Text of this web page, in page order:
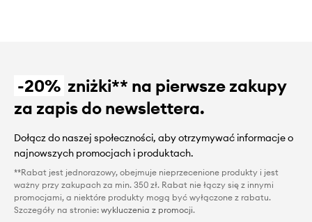
-20% zniżki** na pierwsze zakupy
za zapis do newslettera.
Dołącz do naszej społeczności, aby otrzymywać informacje o
najnowszych promocjach i produktach.
**Rabat jest jednorazowy, obejmuje nieprzecenione produkty i jest
ważny przy zakupach za min. 350 zł. Rabat nie łączy się z innymi
promocjami, a niektóre produkty mogą być wyłączone z rabatu.
Szczegóły na stronie: wykluczenia z promocji.